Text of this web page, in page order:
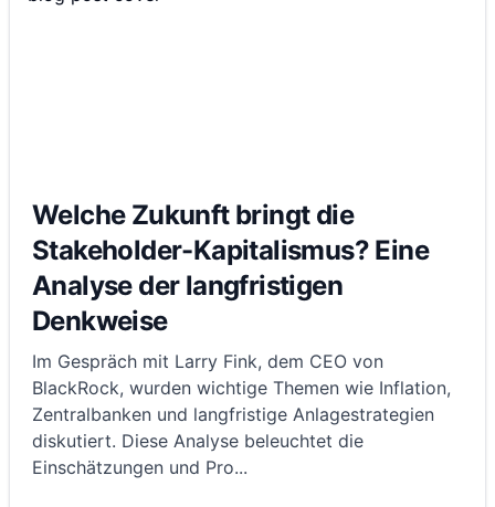
Welche Zukunft bringt die
Stakeholder-Kapitalismus? Eine
Analyse der langfristigen
Denkweise
Im Gespräch mit Larry Fink, dem CEO von
BlackRock, wurden wichtige Themen wie Inflation,
Zentralbanken und langfristige Anlagestrategien
diskutiert. Diese Analyse beleuchtet die
Einschätzungen und Pro...